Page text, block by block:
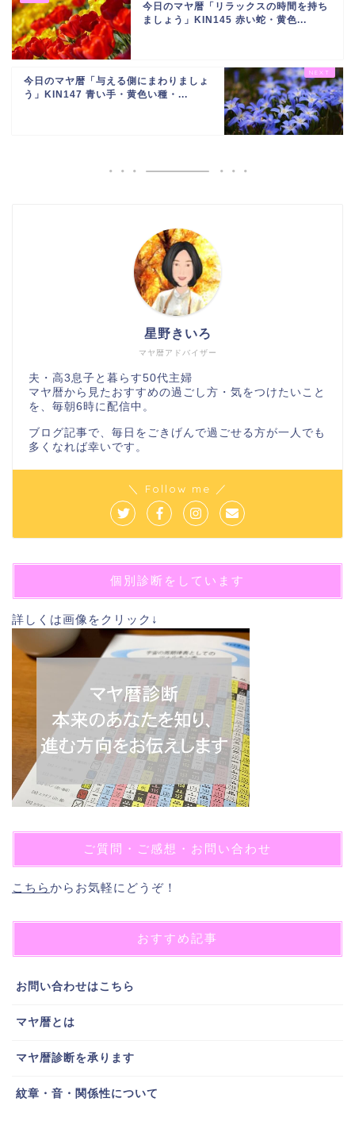
今日のマヤ暦「リラックスの時間を持ち
ましょう」KIN145 赤い蛇・黄色...
今日のマヤ暦「与える側にまわりましょ
う」KIN147 青い手・黄色い種・...
マヤ暦アドバイザー
星野きいろ
夫・高3息子と暮らす50代主婦
マヤ暦から見たおすすめの過ごし方・気をつけたいこと
を、毎朝6時に配信中。
ブログ記事で、毎日をごきげんで過ごせる方が一人でも
多くなれば幸いです。
＼ Follow me ／
個別診断をしています
詳しくは画像をクリック↓
ご質問・ご感想・お問い合わせ
こちらからお気軽にどうぞ！
おすすめ記事
お問い合わせはこちら
マヤ暦とは
マヤ暦診断を承ります
紋章・音・関係性について